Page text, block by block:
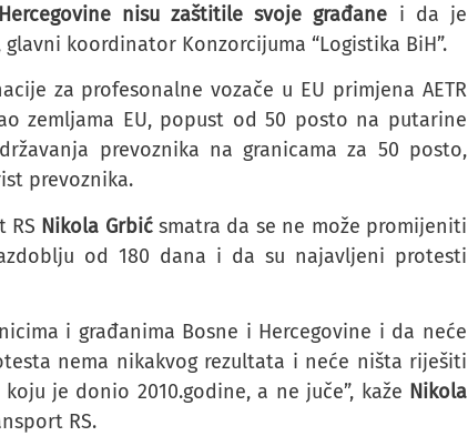
nisu zaštitile svoje građane i da je
glavni koordinator Konzorcijuma “Logistika BiH”.
za profesonalne vozače u EU primjena AETR
zemljama EU, popust od 50 posto na putarine
prevoznika na granicama za 50 posto,
prevoznika.
RS Nikola Grbićsmatra da se ne može promijeniti
od 180 dana i da su najavljeni protesti
i građanima Bosne i Hercegovine i da neće
nema nikakvog rezultata i neće ništa riješiti
je donio 2010.godine, a ne juče”, kaže Nikola
RS.